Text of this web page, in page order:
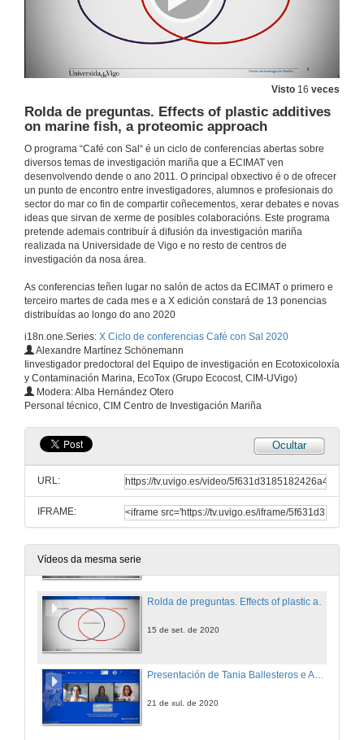
Visto 16 veces
Rolda de preguntas. Effects of plastic additives
on marine fish, a proteomic approach
O programa “Café con Sal“ é un ciclo de conferencias abertas sobre
diversos temas de investigación mariña que a ECIMAT ven
desenvolvendo dende o ano 2011. O principal obxectivo é o de ofrecer
un punto de encontro entre investigadores, alumnos e profesionais do
sector do mar co fin de compartir coñecementos, xerar debates e novas
ideas que sirvan de xerme de posibles colaboracións. Este programa
pretende ademais contribuír á difusión da investigación mariña
realizada na Universidade de Vigo e no resto de centros de
investigación da nosa área.
As conferencias teñen lugar no salón de actos da ECIMAT o primero e
terceiro martes de cada mes e a X edición constará de 13 ponencias
distribuídas ao longo do ano 2020
i18n.one.Series: X Ciclo de conferencias Café con Sal 2020
Alexandre Martínez Schönemann
Iinvestigador predoctoral del Equipo de investigación en Ecotoxicoloxía
y Contaminación Marina, EcoTox (Grupo Ecocost, CIM-UVigo)
Modera: Alba Hernández Otero
Personal técnico, CIM Centro de Investigación Mariña
Ocultar
URL:
IFRAME:
Vídeos da mesma serie
15 de out. de 2020
Biparental inheritance of mtDNA in humans: what can research on marine mussels tell us?
15 de out. de 2020
15 de out. de 2020
Presentación de Pablo Sánchez
22 de set. de 2020
22 de set. de 2020
Presentación de Alexandre Martínez
15 de set. de 2020
Effects of plastic additives on marine fish, a proteomic approach
Rolda de preguntas. Effects of plastic additives on marine fish, a proteomic approach
15 de set. de 2020
21 de xul. de 2020